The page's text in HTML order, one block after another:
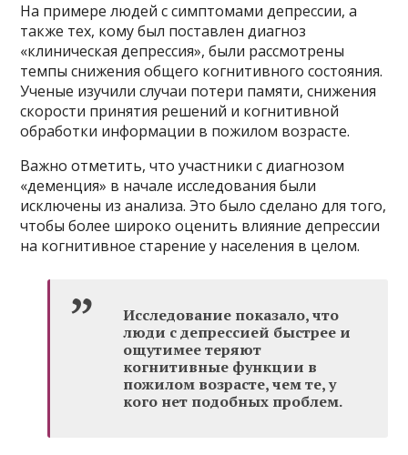
На примере людей с симптомами депрессии, а
также тех, кому был поставлен диагноз
«клиническая депрессия», были рассмотрены
темпы снижения общего когнитивного состояния.
Ученые изучили случаи потери памяти, снижения
скорости принятия решений и когнитивной
обработки информации в пожилом возрасте.
Важно отметить, что участники с диагнозом
«деменция» в начале исследования были
исключены из анализа. Это было сделано для того,
чтобы более широко оценить влияние депрессии
на когнитивное старение у населения в целом.
Исследование показало, что
люди с депрессией быстрее и
ощутимее теряют
когнитивные функции в
пожилом возрасте, чем те, у
кого нет подобных проблем.